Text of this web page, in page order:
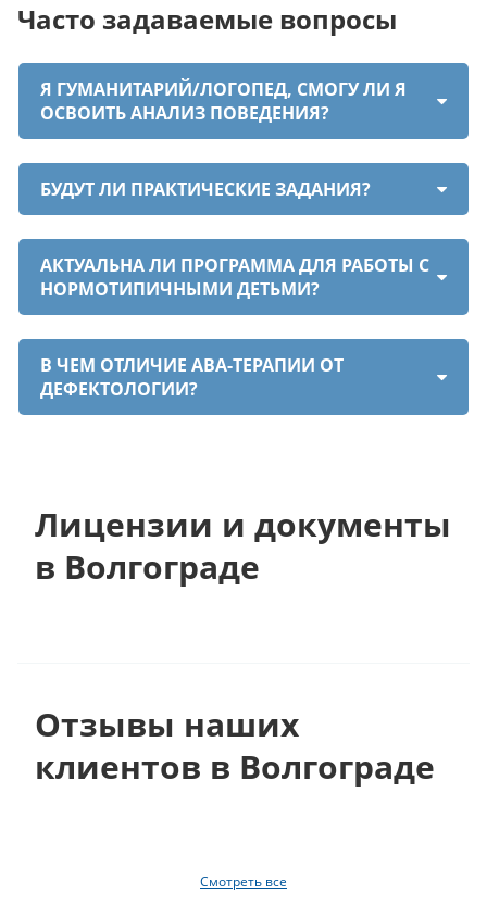
Часто задаваемые вопросы
Я ГУМАНИТАРИЙ/ЛОГОПЕД, СМОГУ ЛИ Я
ОСВОИТЬ АНАЛИЗ ПОВЕДЕНИЯ?
БУДУТ ЛИ ПРАКТИЧЕСКИЕ ЗАДАНИЯ?
АКТУАЛЬНА ЛИ ПРОГРАММА ДЛЯ РАБОТЫ С
НОРМОТИПИЧНЫМИ ДЕТЬМИ?
В ЧЕМ ОТЛИЧИЕ ABA-ТЕРАПИИ ОТ
ДЕФЕКТОЛОГИИ?
Лицензии и документы
в Волгограде
Отзывы наших
клиентов в Волгограде
Смотреть все